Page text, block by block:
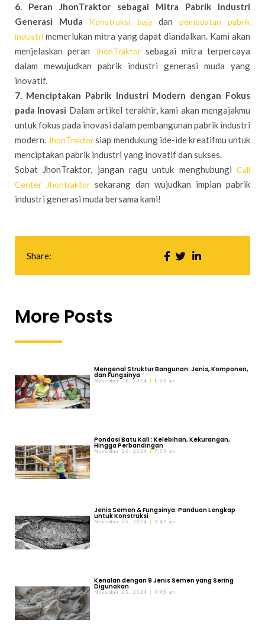
6. Peran JhonTraktor sebagai Mitra Pabrik Industri
Generasi Muda
Konstruksi baja dan pembuatan pabrik
industri memerlukan mitra yang dapat diandalkan. Kami akan
menjelaskan peran
JhonTraktorsebagai mitra terpercaya
dalam mewujudkan pabrik industri generasi muda yang
inovatif.
7. Menciptakan Pabrik Industri Modern dengan Fokus
pada Inovasi Dalam artikel terakhir, kami akan mengajakmu
untuk fokus pada inovasi dalam pembangunan pabrik industri
modern. JhonTraktorsiap mendukung ide-ide kreatifmu untuk
menciptakan pabrik industri yang inovatif dan sukses.
Sobat JhonTraktor, jangan ragu untuk menghubungi Call
Center Jhontraktor sekarang dan wujudkan impian pabrik
industri generasi muda bersama kami!
Share:
More Posts
Mengenal Struktur Bangunan: Jenis, Komponen,
dan Fungsinya
November 26, 2024 8:05 am
Pondasi Batu Kali : Kelebihan, Kekurangan,
Hingga Perbandingan
November 26, 2024 7:59 am
Jenis Semen & Fungsinya: Panduan Lengkap
untuk Konstruksi
November 25, 2024 9:49 am
Kenalan dengan 9 Jenis Semen yang Sering
Digunakan
November 25, 2024 9:45 am